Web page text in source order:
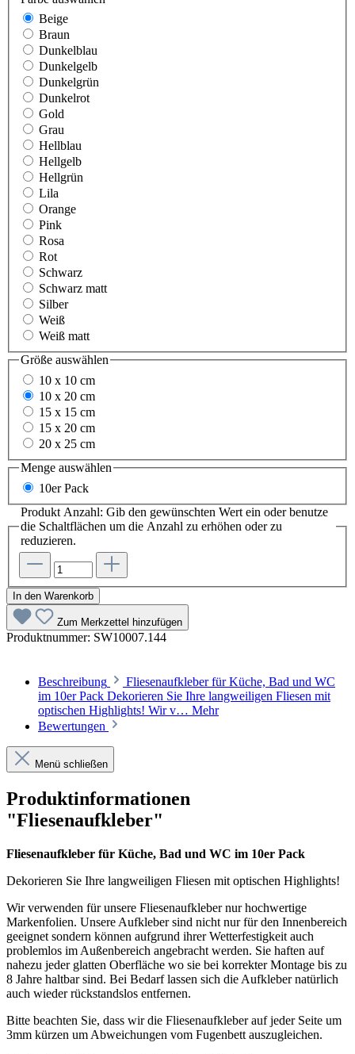
Beige
Braun
Dunkelblau
Dunkelgelb
Dunkelgrün
Dunkelrot
Gold
Grau
Hellblau
Hellgelb
Hellgrün
Lila
Orange
Pink
Rosa
Rot
Schwarz
Schwarz matt
Silber
Weiß
Weiß matt
Größe auswählen
10 x 10 cm
10 x 20 cm
15 x 15 cm
15 x 20 cm
20 x 25 cm
Menge auswählen
10er Pack
Produkt Anzahl: Gib den gewünschten Wert ein oder benutze
die Schaltflächen um die Anzahl zu erhöhen oder zu
reduzieren.
In den Warenkorb
Zum Merkzettel hinzufügen
Produktnummer: SW10007.144
Beschreibung
Fliesenaufkleber für Küche, Bad und WC
im 10er Pack Dekorieren Sie Ihre langweiligen Fliesen mit
optischen Highlights! Wir v… Mehr
Bewertungen
Menü schließen
Produktinformationen
"Fliesenaufkleber"
Fliesenaufkleber für Küche, Bad und WC im 10er Pack
Dekorieren Sie Ihre langweiligen Fliesen mit optischen Highlights!
Wir verwenden für unsere Fliesenaufkleber nur hochwertige
Markenfolien. Unsere Aufkleber sind nicht nur für den Innenbereich
geeignet sondern können aufgrund ihrer Wetterfestigkeit auch
problemlos im Außenbereich angebracht werden. Sie haften auf
nahezu jeder glatten Oberfläche wo sie bei korrekter Montage bis zu
8 Jahre haltbar sind. Bei Bedarf lassen sich die Aufkleber natürlich
auch wieder rückstandslos entfernen.
Bitte beachten Sie, dass wir die Fliesenaufkleber auf jeder Seite um
3mm kürzen um Abweichungen vom Fugenbett auszugleichen.